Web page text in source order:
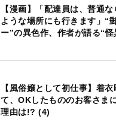
【漫画】「配達員は、普通
ような場所にも行きます」“
ー”の異色作、作者が語る“怪
【風俗嬢として初仕事】着
て、OKしたもののお客さま
理由は!? (4)